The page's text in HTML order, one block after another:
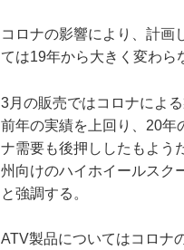
コロナの影響により、計画
ては19年から大きく変わら
3月の販売ではコロナによ
前年の実績を上回り、20年
ナ需要も後押ししたもよう
州向けのハイホイールスク
と強調する。
ATV製品についてはコロナ